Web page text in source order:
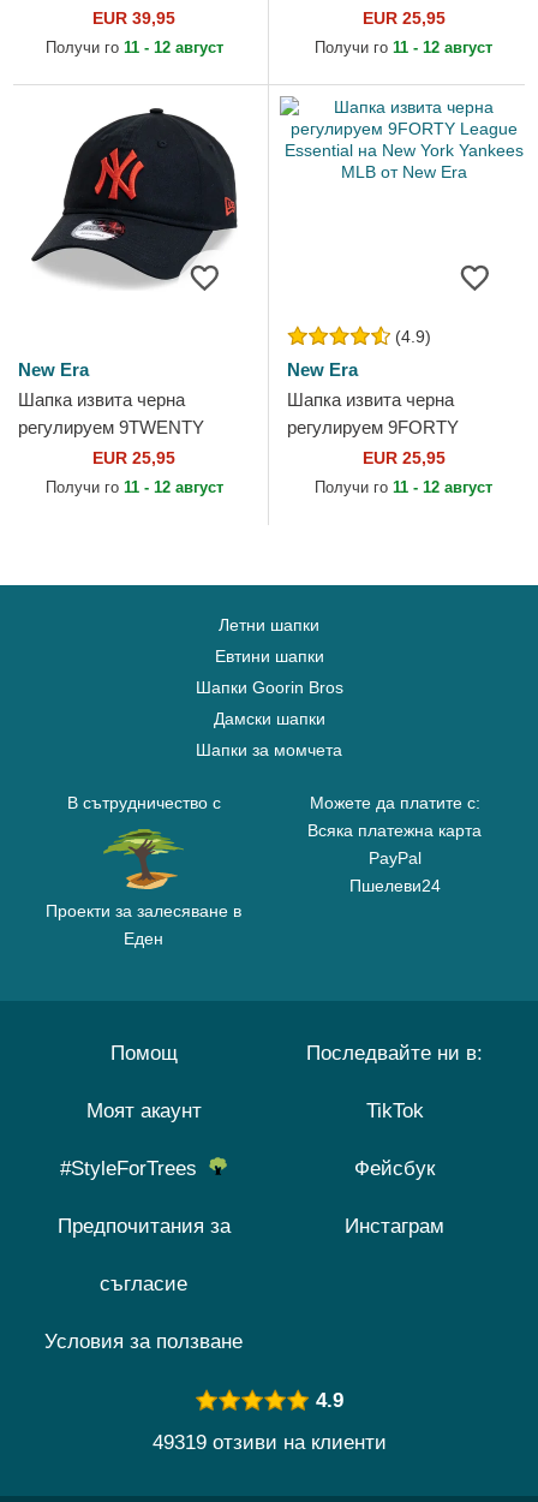
от Goorin Bros.
EUR 39,95
Получи го 11 - 12 август
League Essential на New
York Yankees MLB от New
EUR 25,95
Получи го 11 - 12 август
New Era
Шапка извита черна
регулируем 9TWENTY
League Essential на New
York Yankees MLB от New
EUR 25,95
Получи го 11 - 12 август
(4.9)
New Era
Шапка извита черна
регулируем 9FORTY
League Essential на New
York Yankees MLB от New
EUR 25,95
Получи го 11 - 12 август
Летни шапки
Евтини шапки
Шапки Goorin Bros
Дамски шапки
Шапки за момчета
В сътрудничество с
Проекти за залесяване в
Еден
Можете да платите с:
Всяка платежна карта
PayPal
Пшелеви24
Помощ
Моят акаунт
#StyleForTrees
Предпочитания за
съгласие
Условия за ползване
Последвайте ни в:
TikTok
Фейсбук
Инстаграм
4.9
49319 отзиви на клиенти